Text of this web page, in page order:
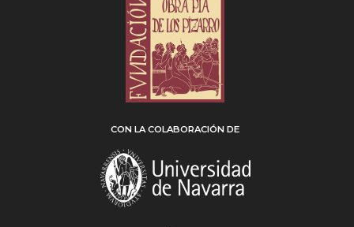
CON LA COLABORACIÓN DE